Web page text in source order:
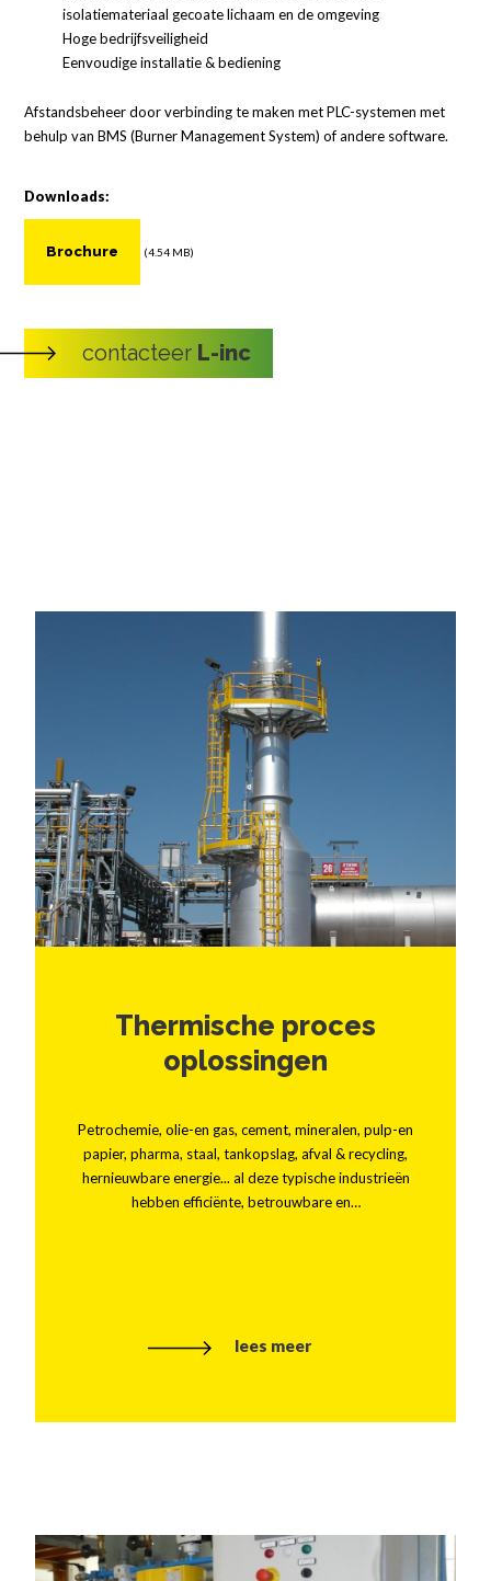
isolatiemateriaal gecoate lichaam en de omgeving
Hoge bedrijfsveiligheid
Eenvoudige installatie & bediening
Afstandsbeheer door verbinding te maken met PLC-systemen met
behulp van BMS (Burner Management System) of andere software.
Downloads:
Brochure (4.54 MB)
contacteer L-inc
Thermische proces
oplossingen
Petrochemie, olie-en gas, cement, mineralen, pulp-en
papier, pharma, staal, tankopslag, afval & recycling,
hernieuwbare energie... al deze typische industrieën
hebben efficiënte, betrouwbare en…
lees meer